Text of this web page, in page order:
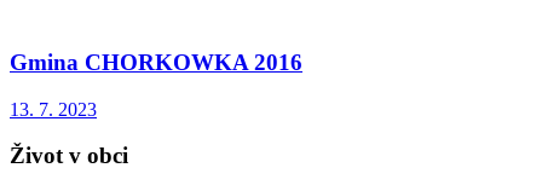
Gmina CHORKOWKA 2016
13. 7. 2023
Život v obci